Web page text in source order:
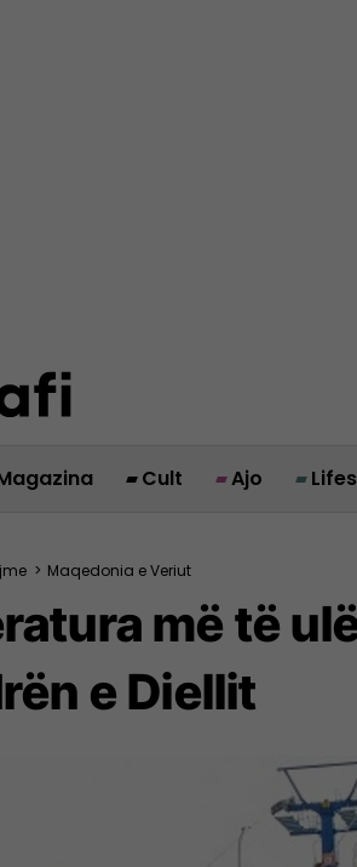
Cult Ajo
> Maqedonia e Veriut
më të
e Diellit